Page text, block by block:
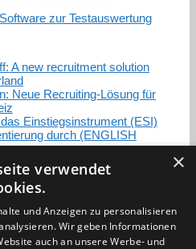
A new recruitment solution
Neue Recruiting-Lösung für
Einstiegsinstrument (ESI)
durch (ENGLISH
×
verwendet
und Anzeigen zu personalisieren
Wir geben Informationen
auch an unsere Werbe- und